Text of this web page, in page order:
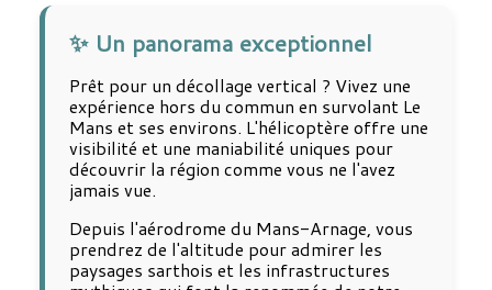
✨ Un panorama exceptionnel
Prêt pour un décollage vertical ? Vivez une
expérience hors du commun en survolant Le
Mans et ses environs. L'hélicoptère offre une
visibilité et une maniabilité uniques pour
découvrir la région comme vous ne l'avez
jamais vue.
Depuis l'aérodrome du Mans-Arnage, vous
prendrez de l'altitude pour admirer les
paysages sarthois et les infrastructures